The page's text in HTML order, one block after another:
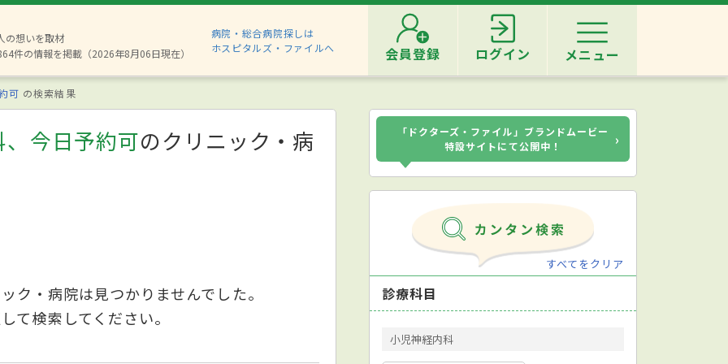
の想いを取材
件の情報を掲載（2026年8月06日現在）
病院・総合病院探しは
ホスピタルズ・ファイルへ
会員登録 ログイン メニュー
可 の検索結果
今日予約可のクリニック・病
ク・病院は見つかりませんでした。
て検索してください。
「ドクターズ・ファイル」ブランドムービー
特設サイトにて公開中！
›
すべてをクリア
診療科目
小児神経内科